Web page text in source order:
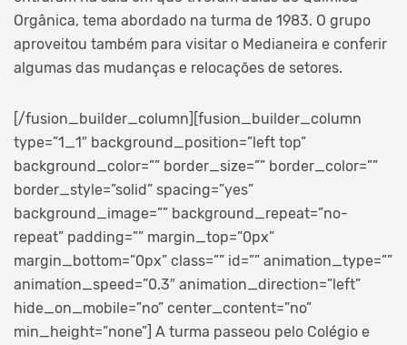
Orgânica, tema abordado na turma de 1983. O grupo
aproveitou também para visitar o Medianeira e conferir
algumas das mudanças e relocações de setores.
[/fusion_builder_column][fusion_builder_column
type=”1_1″ background_position=”left top”
background_color=”” border_size=”” border_color=””
border_style=”solid” spacing=”yes”
background_image=”” background_repeat=”no-
repeat” padding=”” margin_top=”0px”
margin_bottom=”0px” class=”” id=”” animation_type=””
animation_speed=”0.3″ animation_direction=”left”
hide_on_mobile=”no” center_content=”no”
min_height=”none”] A turma passeou pelo Colégio e